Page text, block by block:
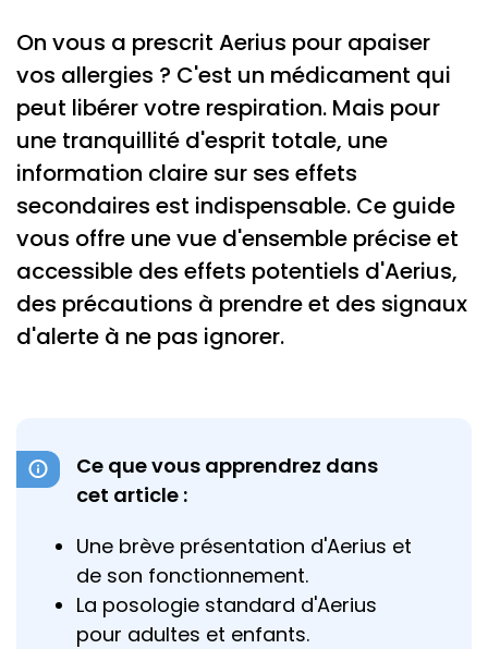
On vous a prescrit Aerius pour apaiser
vos allergies ? C'est un médicament qui
peut libérer votre respiration. Mais pour
une tranquillité d'esprit totale, une
information claire sur ses effets
secondaires est indispensable. Ce guide
vous offre une vue d'ensemble précise et
accessible des effets potentiels d'Aerius,
des précautions à prendre et des signaux
d'alerte à ne pas ignorer.
Ce que vous apprendrez dans
cet article :
Une brève présentation d'Aerius et
de son fonctionnement.
La posologie standard d'Aerius
pour adultes et enfants.